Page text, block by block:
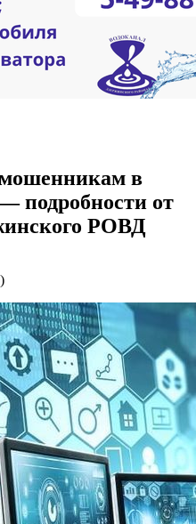
в
подробности от
РОВД